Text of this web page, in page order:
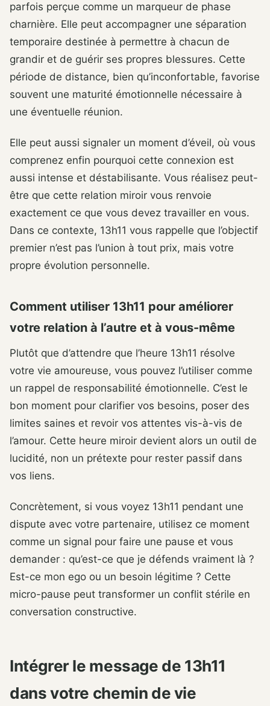
parfois perçue comme un marqueur de phase
charnière. Elle peut accompagner une séparation
temporaire destinée à permettre à chacun de
grandir et de guérir ses propres blessures. Cette
période de distance, bien qu’inconfortable, favorise
souvent une maturité émotionnelle nécessaire à
une éventuelle réunion.
Elle peut aussi signaler un moment d’éveil, où vous
comprenez enfin pourquoi cette connexion est
aussi intense et déstabilisante. Vous réalisez peut-
être que cette relation miroir vous renvoie
exactement ce que vous devez travailler en vous.
Dans ce contexte, 13h11 vous rappelle que l’objectif
premier n’est pas l’union à tout prix, mais votre
propre évolution personnelle.
Comment utiliser 13h11 pour améliorer
votre relation à l’autre et à vous-même
Plutôt que d’attendre que l’heure 13h11 résolve
votre vie amoureuse, vous pouvez l’utiliser comme
un rappel de responsabilité émotionnelle. C’est le
bon moment pour clarifier vos besoins, poser des
limites saines et revoir vos attentes vis-à-vis de
l’amour. Cette heure miroir devient alors un outil de
lucidité, non un prétexte pour rester passif dans
vos liens.
Concrètement, si vous voyez 13h11 pendant une
dispute avec votre partenaire, utilisez ce moment
comme un signal pour faire une pause et vous
demander : qu’est-ce que je défends vraiment là ?
Est-ce mon ego ou un besoin légitime ? Cette
micro-pause peut transformer un conflit stérile en
conversation constructive.
Intégrer le message de 13h11
dans votre chemin de vie